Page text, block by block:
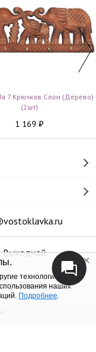
технологии для
наших
Подробнее.
7 Крючков Слон (дерево)
(2шт)
1 169 ₽
Выходной